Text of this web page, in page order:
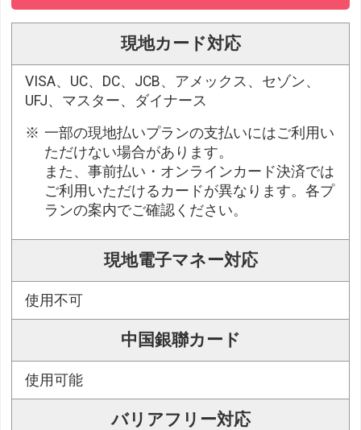
現地カード対応
VISA、UC、DC、JCB、アメックス、セゾン、
UFJ、マスター、ダイナース
一部の現地払いプランの支払いにはご利用い
ただけない場合があります。
また、事前払い・オンラインカード決済では
ご利用いただけるカードが異なります。各プ
ランの案内でご確認ください。
現地電子マネー対応
使用不可
中国銀聯カード
使用可能
バリアフリー対応